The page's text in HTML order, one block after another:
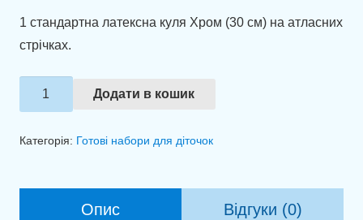
1 стандартна латексна куля Хром (30 см) на атласних
стрічках.
Набір
куль
Додати в кошик
Категорія: Готові набори для діточок
Опис Відгуки (0)